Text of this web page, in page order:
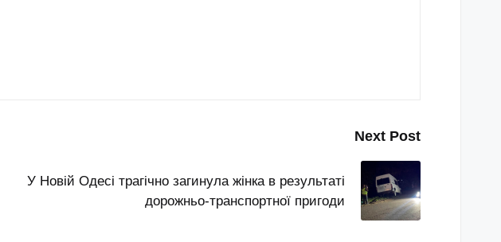
Next Post
У Новій Одесі трагічно загинула жінка в результаті
дорожньо-транспортної пригоди